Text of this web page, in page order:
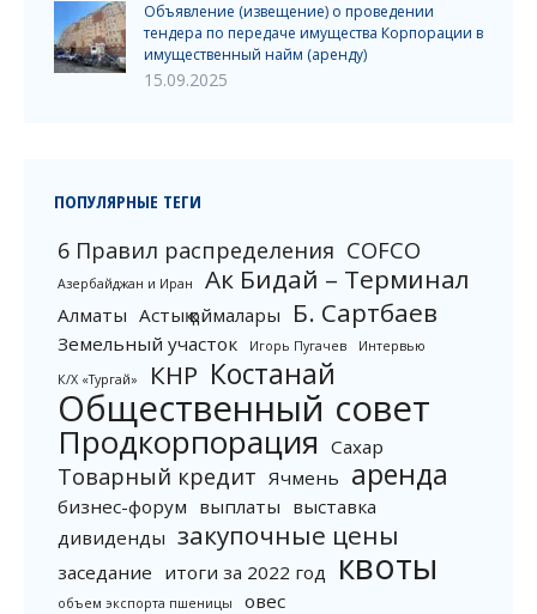
Объявление (извещение) о проведении
тендера по передаче имущества Корпорации в
имущественный найм (аренду)
15.09.2025
ПОПУЛЯРНЫЕ ТЕГИ
6 Правил распределения COFCO
Азербайджан и Иран Ак Бидай – Терминал
Алматы Астық қоймалары Б. Сартбаев
Земельный участок Игорь Пугачев
Интервью
К/Х «Тургай»
КНР Костанай
Общественный совет
Продкорпорация Сахар
Товарный кредит Ячмень аренда
бизнес-форум выплаты выставка
дивиденды закупочные цены
заседание итоги за 2022 год квоты
объем экспорта пшеницы овес